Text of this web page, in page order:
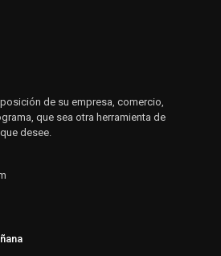
de su empresa, comercio,
que sea otra herramienta de
desee.